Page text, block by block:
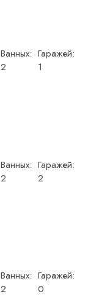
Ванных:
2
Гаражей:
1
Ванных:
2
Гаражей:
2
Ванных:
2
Гаражей:
0